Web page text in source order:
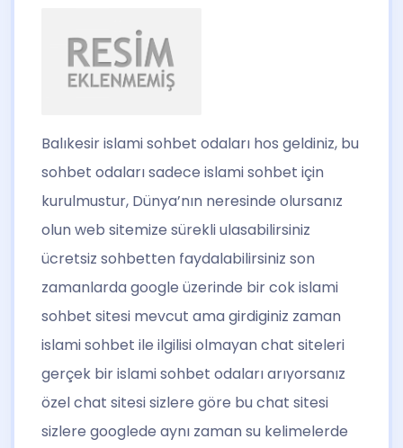
Balıkesir islami sohbet odaları hos geldiniz, bu
sohbet odaları sadece islami sohbet için
kurulmustur, Dünya’nın neresinde olursanız
olun web sitemize sürekli ulasabilirsiniz
ücretsiz sohbetten faydalabilirsiniz son
zamanlarda google üzerinde bir cok islami
sohbet sitesi mevcut ama girdiginiz zaman
islami sohbet ile ilgilisi olmayan chat siteleri
gerçek bir islami sohbet odaları arıyorsanız
özel chat sitesi sizlere göre bu chat sitesi
sizlere googlede aynı zaman su kelimelerde